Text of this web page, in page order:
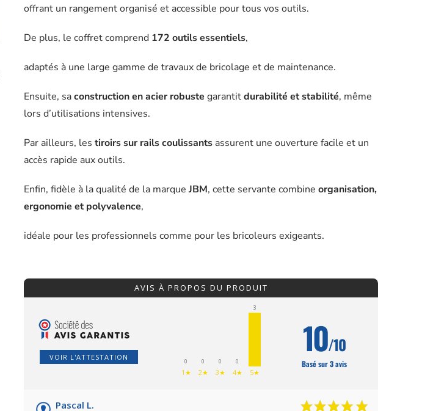
offrant un rangement organisé et accessible pour tous vos outils.
De plus, le coffret comprend 172 outils essentiels,
adaptés à une large gamme de travaux de bricolage et de maintenance.
Ensuite, saconstruction en acier robuste garantitdurabilité et stabilité, même
lors d’utilisations intensives.
Par ailleurs, les tiroirs sur rails coulissants assurent une ouverture facile et un
accès rapide aux outils.
Enfin, fidèle à la qualité de la marque JBM, cette servante combine organisation,
ergonomie et polyvalence,
idéale pour les professionnels comme pour les bricoleurs exigeants.
AVIS À PROPOS DU PRODUIT
VOIR L'ATTESTATION 0
1★
0
2★
0
3★
0
4★
3
5★
10/10
Basé sur 3 avis
Pascal L.